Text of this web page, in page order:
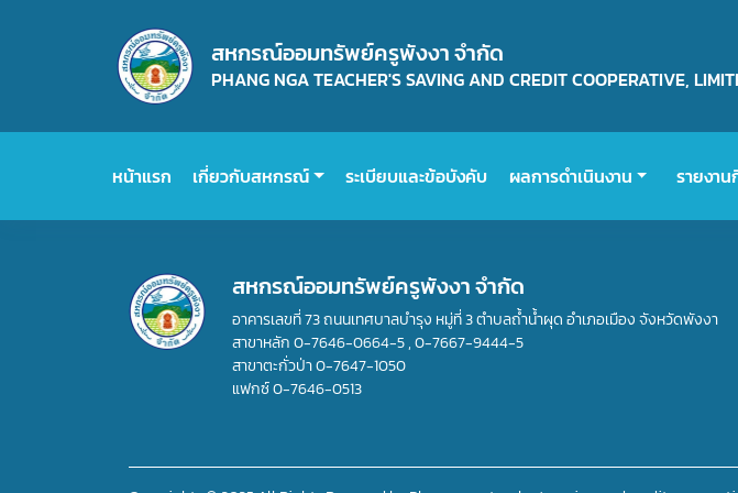
สหกรณ์ออมทรัพย์ครูพังงา จำกัด
PHANG NGA TEACHER'S SAVING AND CREDIT COOPERATIVE,
หน้าแรก เกี่ยวกับสหกรณ์ ระเบียบและข้อบังคับ ผลการดำเนินงาน รายงา
สหกรณ์ออมทรัพย์ครูพังงา จำกัด
อาคารเลขที่ 73 ถนนเทศบาลบำรุง หมู่ที่ 3 ตำบลถ้ำน้ำผุด อำเภอเมือง จังหวัดพังงา
สาขาหลัก0-7646-0664-5,0-7667-9444-5
สาขาตะกั่วป่า0-7647-1050
แฟกซ์0-7646-0513